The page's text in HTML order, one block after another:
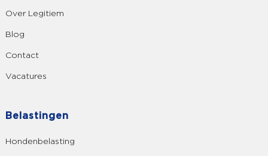
Over Legitiem
Blog
Contact
Vacatures
Belastingen
Hondenbelasting